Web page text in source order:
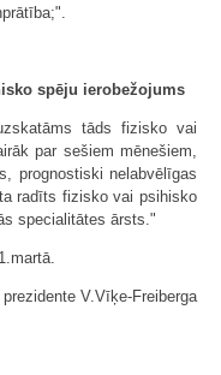
spēju ierobežojums
tāds fizisko vai
par sešiem mēnešiem,
prognostiski nelabvēlīgas
radīts fizisko vai psihisko
specialitātes ārsts."
V.Vīķe-Freiberga